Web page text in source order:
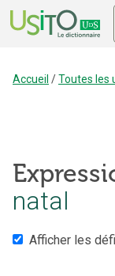
Accueil /Toutes les
natal
Afficher les